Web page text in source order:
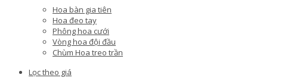
Hoa bàn gia tiên
Hoa đeo tay
Phông hoa cưới
Vòng hoa đội đầu
Chùm Hoa treo trần
Lọc theo giá